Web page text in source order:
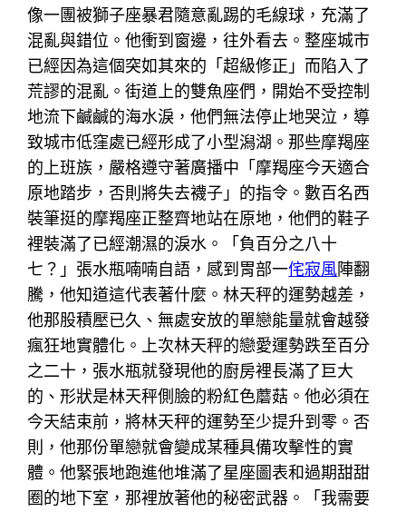
像一團被獅子座暴君隨意亂踢的毛線球，充滿了
混亂與錯位。他衝到窗邊，往外看去。整座城市
已經因為這個突如其來的「超級修正」而陷入了
荒謬的混亂。街道上的雙魚座們，開始不受控制
地流下鹹鹹的海水淚，他們無法停止地哭泣，導
致城市低窪處已經形成了小型潟湖。那些摩羯座
的上班族，嚴格遵守著廣播中「摩羯座今天適合
原地踏步，否則將失去襪子」的指令。數百名西
裝筆挺的摩羯座正整齊地站在原地，他們的鞋子
裡裝滿了已經潮濕的淚水。「負百分之八十
七？」張水瓶喃喃自語，感到胃部一侘寂風陣翻
騰，他知道這代表著什麼。林天秤的運勢越差，
他那股積壓已久、無處安放的單戀能量就會越發
瘋狂地實體化。上次林天秤的戀愛運勢跌至百分
之二十，張水瓶就發現他的廚房裡長滿了巨大
的、形狀是林天秤側臉的粉紅色蘑菇。他必須在
今天結束前，將林天秤的運勢至少提升到零。否
則，他那份單戀就會變成某種具備攻擊性的實
體。他緊張地跑進他堆滿了星座圖表和過期甜甜
圈的地下室，那裡放著他的秘密武器。「我需要